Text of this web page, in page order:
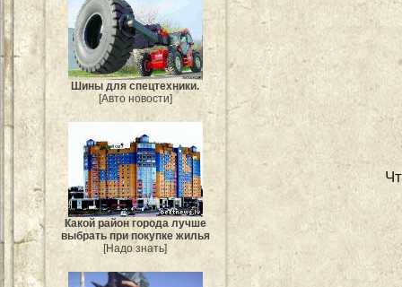
Шины для спецтехники.
[Авто новости]
Какой район города лучше
выбрать при покупке жилья
[Надо знать]